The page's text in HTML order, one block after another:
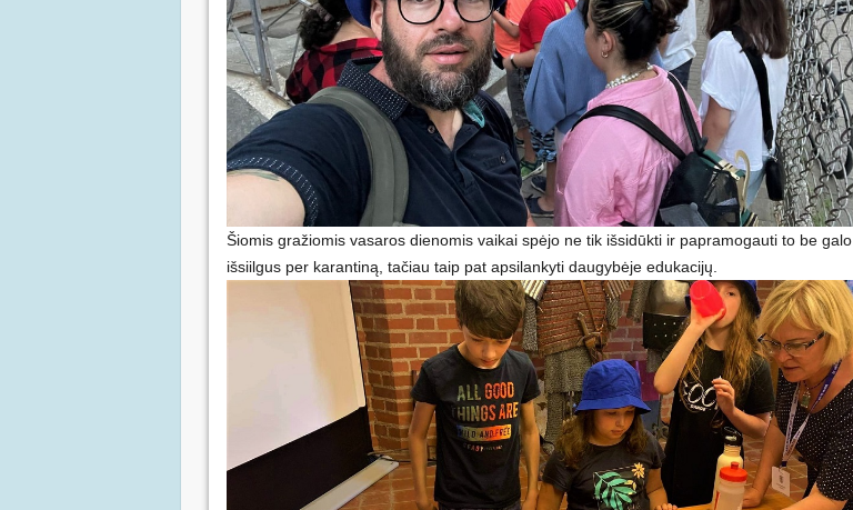
Šiomis gražiomis vasaros dienomis vaikai spėjo ne tik išsidūkti ir papramogauti to be galo
išsiilgus per karantiną, tačiau taip pat apsilankyti daugybėje edukacijų.